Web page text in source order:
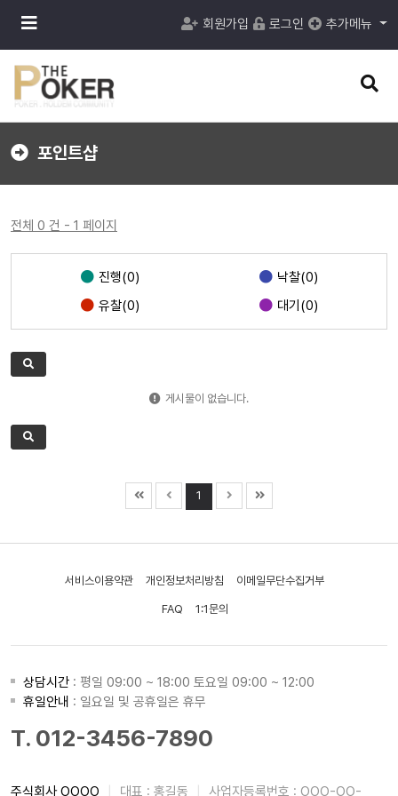
메
튼
회원가입 로그인 추가메뉴
검
버
포인트샵
전체 0 건 - 1 페이지
진행(0)
낙찰(0)
유찰(0)
대기(0)
게시물이 없습니다.
1
서비스이용약관 개인정보처리방침 이메일무단수집거부
FAQ 1:1문의
상담시간 : 평일 09:00 ~ 18:00 토요일 09:00 ~ 12:00
휴일안내 : 일요일 및 공휴일은 휴무
T. 012-3456-7890
주식회사 OOOO 대표 : 홍길동 사업자등록번호 : OOO-OO-